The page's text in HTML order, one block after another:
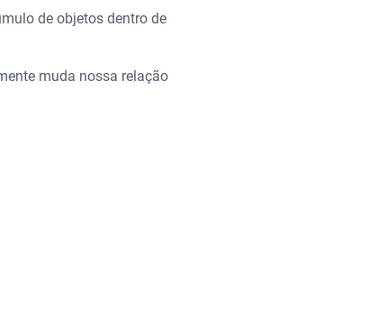
de objetos dentro de
muda nossa relação